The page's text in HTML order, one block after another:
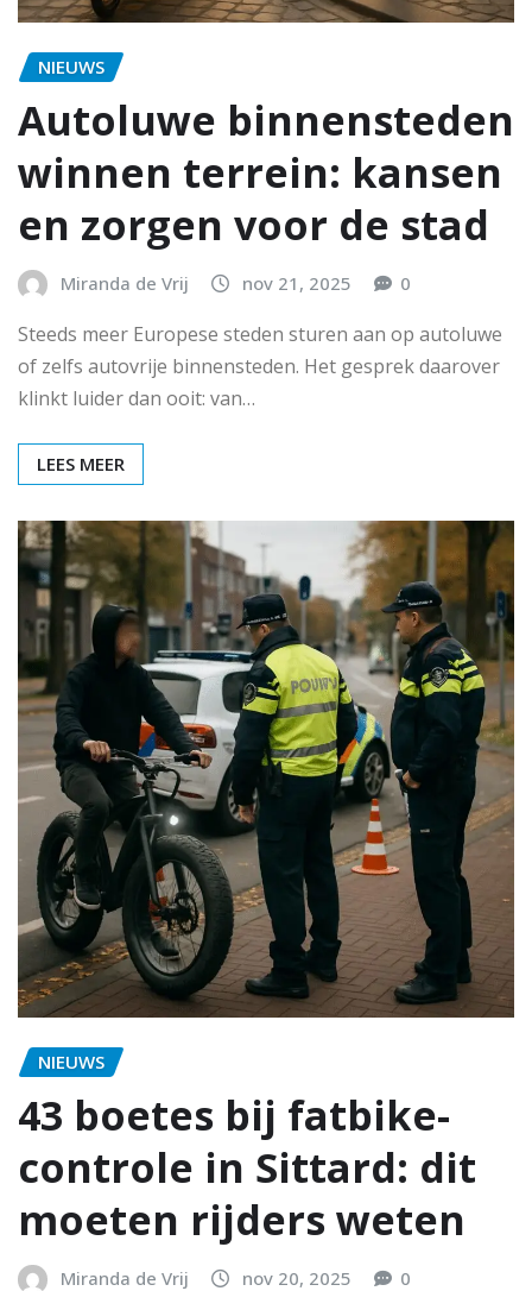
NIEUWS
Autoluwe binnensteden
winnen terrein: kansen
en zorgen voor de stad
Miranda de Vrij nov 21, 2025 0
Steeds meer Europese steden sturen aan op autoluwe
of zelfs autovrije binnensteden. Het gesprek daarover
klinkt luider dan ooit: van…
LEES MEER
NIEUWS
43 boetes bij fatbike-
controle in Sittard: dit
moeten rijders weten
Miranda de Vrij nov 20, 2025 0